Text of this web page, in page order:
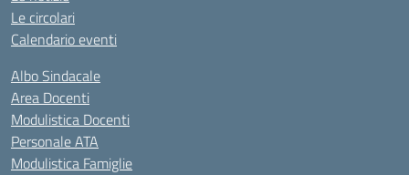
Le circolari
Calendario eventi
Albo Sindacale
Area Docenti
Modulistica Docenti
Personale ATA
Modulistica Famiglie